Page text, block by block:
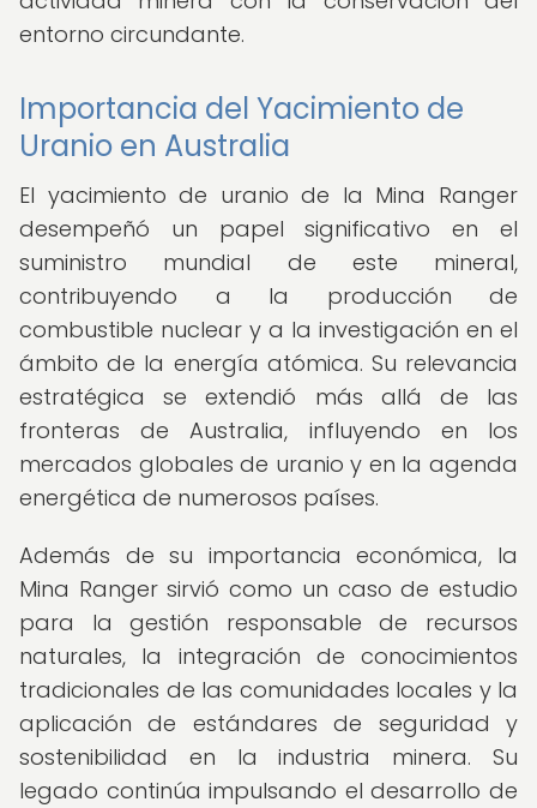
entorno circundante.
Importancia del Yacimiento de
Uranio en Australia
El yacimiento de uranio de la Mina Ranger
desempeñó un papel significativo en el
suministro mundial de este mineral,
contribuyendo a la producción de
combustible nuclear y a la investigación en el
ámbito de la energía atómica. Su relevancia
estratégica se extendió más allá de las
fronteras de Australia, influyendo en los
mercados globales de uranio y en la agenda
energética de numerosos países.
Además de su importancia económica, la
Mina Ranger sirvió como un caso de estudio
para la gestión responsable de recursos
naturales, la integración de conocimientos
tradicionales de las comunidades locales y la
aplicación de estándares de seguridad y
sostenibilidad en la industria minera. Su
legado continúa impulsando el desarrollo de